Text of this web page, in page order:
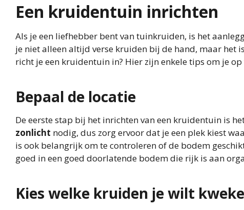
Een kruidentuin inrichten
Als je een liefhebber bent van tuinkruiden, is het
je niet alleen altijd verse kruiden bij de hand, maar het
richt je een kruidentuin in? Hier zijn enkele tips om je op
Bepaal de locatie
De eerste stap bij het inrichten van een kruidentuin is
zonlicht nodig, dus zorg ervoor dat je een plek kiest
is ook belangrijk om te controleren of de bodem
goed in een goed doorlatende bodem die rijk is aan
Kies welke kruiden je wilt